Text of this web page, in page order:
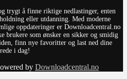
trygt å finne riktige nedlastinger, enten
eller utdanning. Med moderne
oppdateringer er Downloadcentral.no
brukere som ønsker en sikker og smidig
finn nye favoritter og last ned dine
i dag!
by Downloadcentral.no